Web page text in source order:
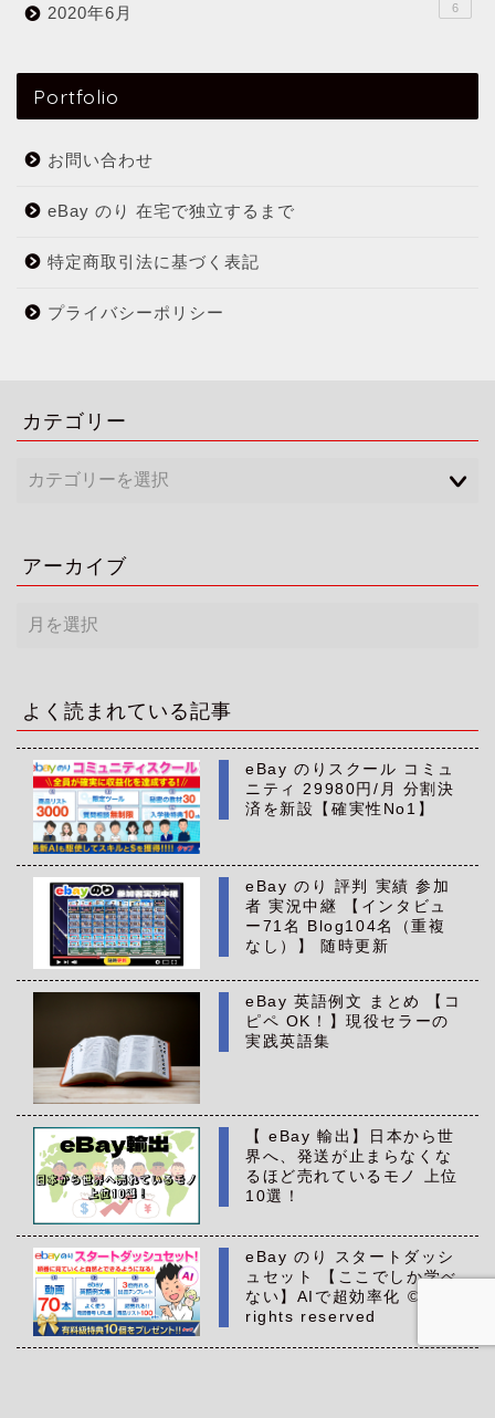
2020年6月 6
Portfolio
お問い合わせ
eBay のり 在宅で独立するまで
特定商取引法に基づく表記
プライバシーポリシー
カテゴリー
アーカイブ
ー
ブ
よく読まれている記事
eBay のりスクール コミュ
ニティ 29980円/月 分割決
済を新設【確実性No1】
eBay のり 評判 実績 参加
者 実況中継 【インタビュ
ー71名 Blog104名（重複
なし）】 随時更新
eBay 英語例文 まとめ 【コ
ピペ OK！】現役セラーの
実践英語集
【 eBay 輸出】日本から世
界へ、発送が止まらなくな
るほど売れているモノ 上位
10選！
eBay のり スタートダッシ
ュセット 【ここでしか学べ
ない】AIで超効率化 ©All
rights reserved